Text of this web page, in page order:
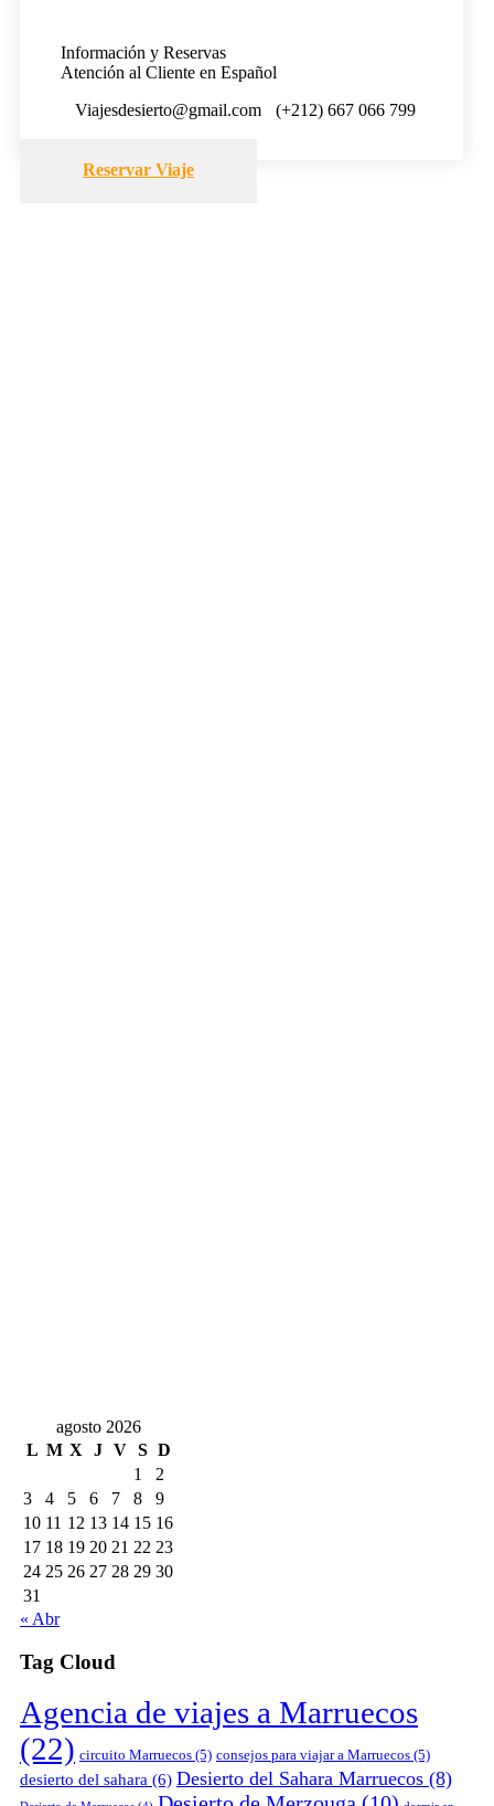
Información y Reservas
Atención al Cliente en Español
Viajesdesierto@gmail.com
(+212) 667 066 799
Reservar Viaje
agosto 2026
L M X J V S D
1
2
3
4 5 6 7 8
9
10 11 12 13 14 15 16
17 18 19 20 21 22 23
24 25 26 27 28 29 30
31
« Abr
Tag Cloud
Agencia de viajes a Marruecos
(22) circuito Marruecos (5) consejos para viajar a Marruecos (5)
desierto del sahara (6) Desierto del Sahara Marruecos (8)